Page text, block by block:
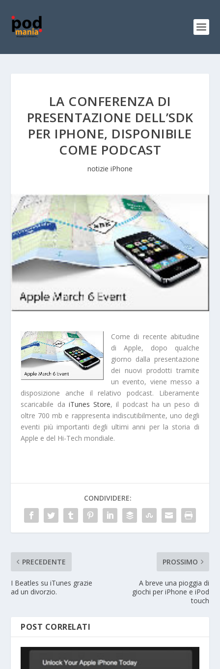
LA CONFERENZA DI
PRESENTAZIONE DELL’SDK
PER IPHONE, DISPONIBILE
COME PODCAST
notizie iPhone
Come di recente abitudine
di Apple, dopo qualche
giorno dalla presentazione
dei nuovi prodotti tramite
un evento, viene messo a
disposizione anche il relativo podcast. Liberamente
scaricabile da iTunes Store, il podcast ha un peso di
oltre 700 mb e rappresenta indiscutibilmente, uno degli
eventi più importanti degli ultimi anni per la storia di
Apple e del Hi-Tech mondiale.
CONDIVIDERE:
PRECEDENTE
I Beatles su iTunes grazie
ad un divorzio.
PROSSIMO
A breve una pioggia di
giochi per iPhone e iPod
touch
POST CORRELATI